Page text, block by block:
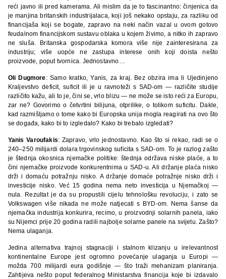
reći javno ili pred kamerama. Ali mislim da je to fascinantno: činjenica da
je manjina britanskih industrijalaca, koji još nekako opstaju, za razliku od
financijaša koji se bogate, zapravo na neki način vazal u ovom gotovo
feudalnom financijskom sustavu oblaka u kojem živimo, a nitko ih zapravo
ne sluša. Britanska gospodarska komora više nije zainteresirana za
industriju; više uopće ne zastupa interese onih koji doista nešto
proizvode, poput tvornica. Jednostavno…
Oli Dugmore: Samo kratko, Yanis, za kraj. Bez obzira ima li Ujedinjeno
Kraljevstvo deficit, suficit ili je u ravnoteži s SAD-om — različite studije
različito kažu, ali to je, čini se, vrlo blizu — ne može se isto reći za Europu,
zar ne? Govorimo o četvrtini bilijuna, otprilike, o tolikom suficitu. Dakle,
kad razmišljamo o tome kako bi Europska unija mogla reagirati na ovo što
se događa, kako bi to izgledalo? Kako bi trebalo izgledati?
Yanis Varoufakis: Zapravo, vrlo jednostavno. Kao što si rekao, radi se o
240–250 milijardi dolara trgovinskog suficita s SAD-om. To je razlog zašto
je štednja okosnica njemačke politike: štednja održava niske plaće, a to
čini njemačke proizvode konkurentnima u SAD-u. Ali držanje plaća nisko
drži i domaću potražnju nisko. A držanje domaće potražnje nisko drži i
investicije nisko. Već 15 godina nema neto investicija u Njemačkoj —
nula. Rezultat je da su propustili cijelu tehnološku revoluciju, i zato se
Volkswagen više nikada ne može natjecati s BYD-om. Nema šanse da
njemačka industrija konkurira, recimo, u proizvodnji solarnih panela, iako
su Nijemci prije 20 godina radili najbolje solarne panele na svijetu. Zašto?
Nema ulaganja.
Jedina alternativa trajnoj stagnaciji i stalnom klizanju u irelevantnost
kontinentalne Europe jest ogromno povećanje ulaganja u Europi —
možda 700 milijardi eura godišnje — što traži mehanizam planiranja.
Zahtijeva nešto poput federalnog Ministarstva financija koje bi izdavalo